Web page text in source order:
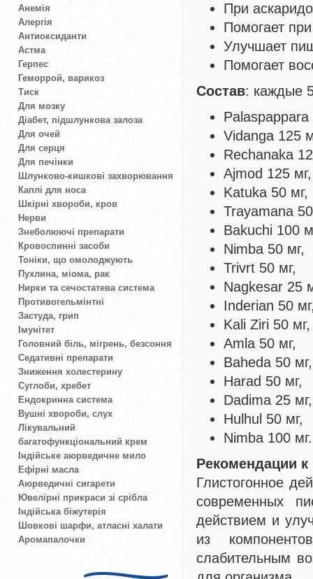
Анемія
Алергія
Антиоксиданти
Астма
Герпес
Геморрой, варикоз
Тиск
Для мозку
Діабет, підшлункова залоза
Для очей
Для серця
Для печінки
Шлунково-кишкові захворювання
Каплі для носа
Шкірні хвороби, кров
Нерви
Знеболюючі препарати
Кровоспинні засоби
Тоніки, що омолоджують
Пухлина, міома, рак
Нирки та сечостатева система
Противогельмінтні
Застуда, грип
Імунітет
Головний біль, мігрень, безсоння
Седативні препарати
Зниження холестерину
Суглоби, хребет
Ендокринна система
Вушні хвороби, слух
Лікувальний
багатофункціональний крем
Індійське аюрведичне мило
Ефірні масла
Аюрведичні сигарети
Ювелірні прикраси зі срібла
Індійська біжутерія
Шовкові шарфи, атласні халати
Аромапалочки
При
Помогает
Улучшает
Помогает
Состав: каждые
Palaspappara
Vidanga 125
Rechanaka
Ajmod 125 мг,
Katuka 50 мг,
Trayamana
Bakuchi 100
Nimba 50 мг,
Trivrt 50 мг,
Nagkesar 25
Inderian 50
Kali Ziri 50 мг,
Amla 50 мг,
Baheda 50 мг,
Harad 50 мг,
Dadima 25 мг,
Hulhul 50 мг,
Nimba 100 мг.
Рекомендации
Глистогонное
современных
действием и
из
слабительным